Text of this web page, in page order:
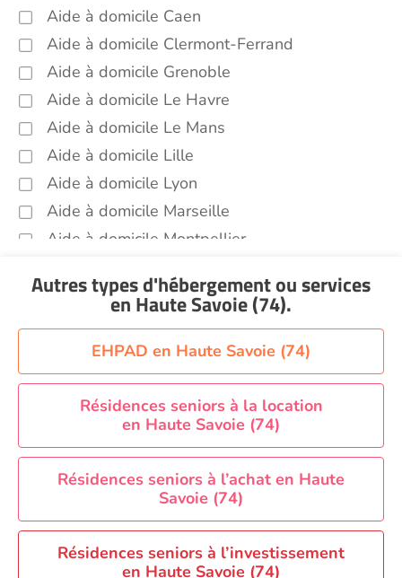
Soins esthétiques Haute Savoie (74)
Autres aides à domicile Haute Savoie (74)
Voir toutes les aides à domicile en Haute Savoie
(74)
Aide à domicile Caen
Aide à domicile Clermont-Ferrand
Aide à domicile Grenoble
Aide à domicile Le Havre
Aide à domicile Le Mans
Aide à domicile Lille
Aide à domicile Lyon
Aide à domicile Marseille
Aide à domicile Montpellier
Aide à domicile Nice
Aide à domicile Orléans
Aide à domicile Paris
Aide à domicile Perpignan
Aide à domicile Rennes
Aide à domicile Saint-Etienne
Aide à domicile Toulouse
Recherche par ville
Autres types d'hébergement ou services
en Haute Savoie (74).
EHPAD en Haute Savoie (74)
Résidences seniors à la location
en Haute Savoie (74)
Résidences seniors à l’achat en Haute
Savoie (74)
Résidences seniors à l’investissement
en Haute Savoie (74)